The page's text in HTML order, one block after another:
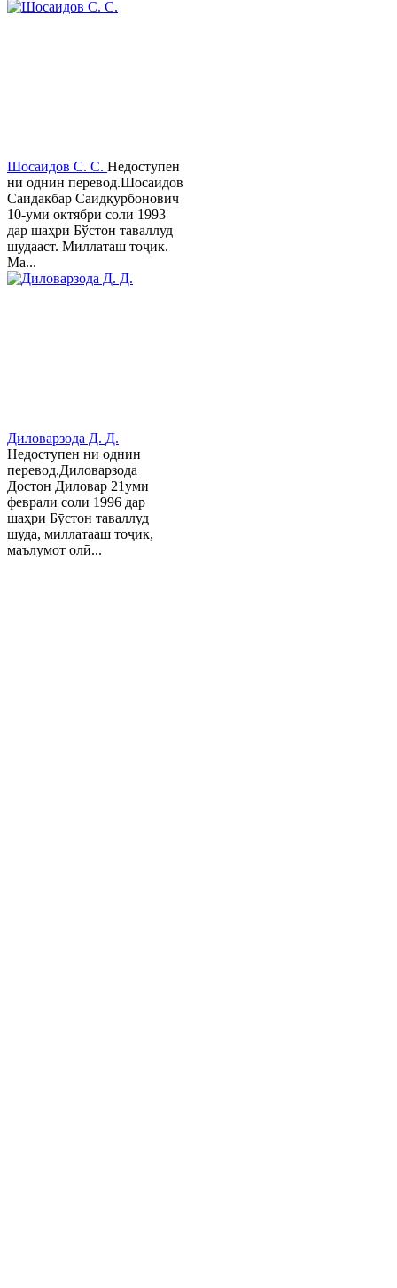
Шосаидов С. С. Недоступен
ни однин перевод.Шосаидов
Саидакбар Саидқурбонович
10-уми октябри соли 1993
дар шаҳри Бўстон таваллуд
шудааст. Миллаташ тоҷик.
Ма...
Диловарзода Д. Д.
Недоступен ни однин
перевод.Диловарзода
Достон Диловар 21уми
феврали соли 1996 дар
шаҳри Бӯстон таваллуд
шуда, миллатааш тоҷик,
маълумот олӣ...